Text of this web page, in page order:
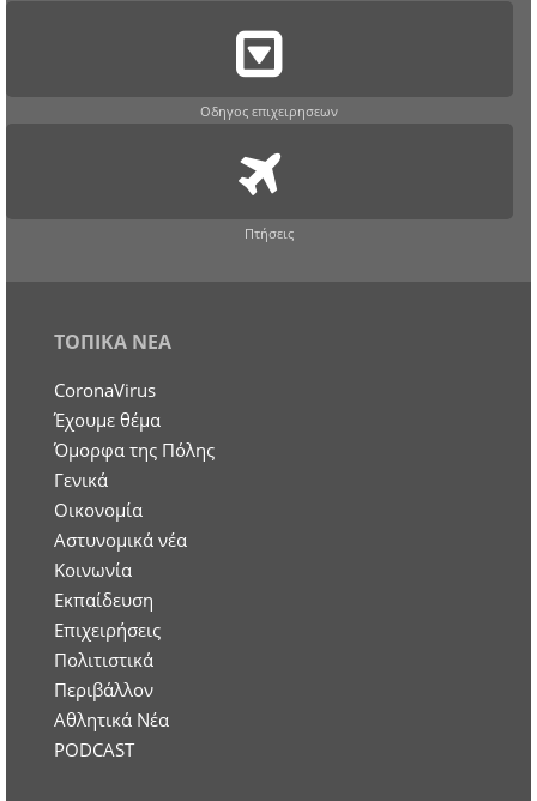
Οδηγος επιχειρησεων
Πτήσεις
ΤΟΠΙΚΑ ΝΕΑ
CoronaVirus
Έχουμε θέμα
Όμορφα της Πόλης
Γενικά
Οικονομία
Aστυνομικά νέα
Κοινωνία
Εκπαίδευση
Επιχειρήσεις
Πολιτιστικά
Περιβάλλον
Αθλητικά Νέα
PODCAST